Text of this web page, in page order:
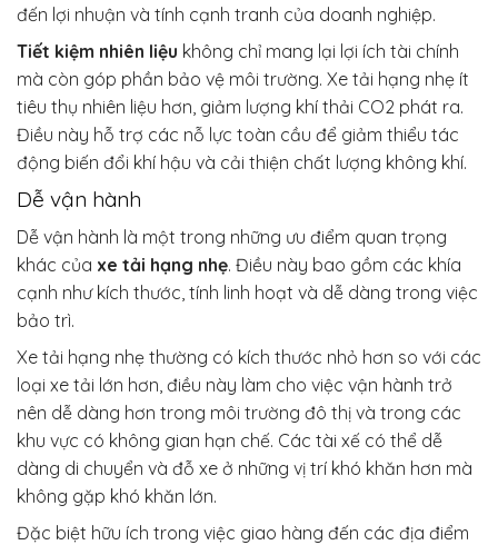
đến lợi nhuận và tính cạnh tranh của doanh nghiệp.
Tiết kiệm nhiên liệu không chỉ mang lại lợi ích tài chính
mà còn góp phần bảo vệ môi trường. Xe tải hạng nhẹ ít
tiêu thụ nhiên liệu hơn, giảm lượng khí thải CO2 phát ra.
Điều này hỗ trợ các nỗ lực toàn cầu để giảm thiểu tác
động biến đổi khí hậu và cải thiện chất lượng không khí.
Dễ vận hành
Dễ vận hành là một trong những ưu điểm quan trọng
khác của xe tải hạng nhẹ. Điều này bao gồm các khía
cạnh như kích thước, tính linh hoạt và dễ dàng trong việc
bảo trì.
Xe tải hạng nhẹ thường có kích thước nhỏ hơn so với các
loại xe tải lớn hơn, điều này làm cho việc vận hành trở
nên dễ dàng hơn trong môi trường đô thị và trong các
khu vực có không gian hạn chế. Các tài xế có thể dễ
dàng di chuyển và đỗ xe ở những vị trí khó khăn hơn mà
không gặp khó khăn lớn.
Đặc biệt hữu ích trong việc giao hàng đến các địa điểm